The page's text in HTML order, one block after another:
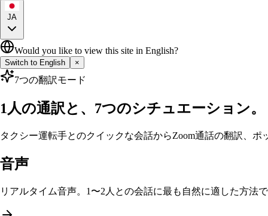
JA
Would you like to view this site in English?
Switch to English ×
7つの翻訳モード
1人の通訳と、7つのシチュエーション。
タクシー運転手とのクイックな会話からZoom通話の翻訳、
音声
リアルタイム音声。1〜2人との会話に最も自然に適した方法